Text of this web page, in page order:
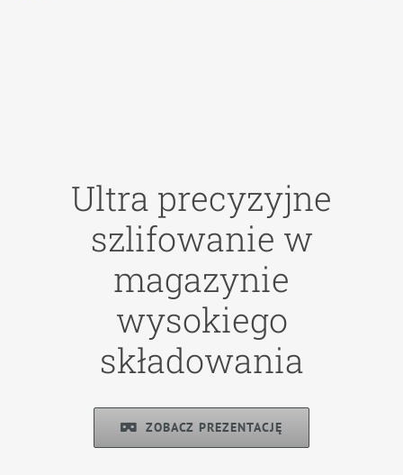
Ultra precyzyjne
szlifowanie w
magazynie
wysokiego
składowania
ZOBACZ PREZENTACJĘ